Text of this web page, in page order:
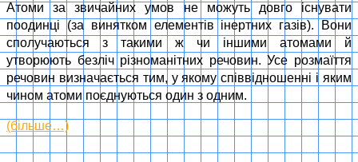
Атоми за звичайних умов не можуть довго існувати
поодинці (за винятком елементів інертних газів). Вони
сполучаються з такими ж чи іншими атомами й
утворюють безліч різноманітних речовин. Усе розмаїття
речовин визначається тим, у якому співвідношенні і яким
чином атоми поєднуються один з одним.
(більше…)